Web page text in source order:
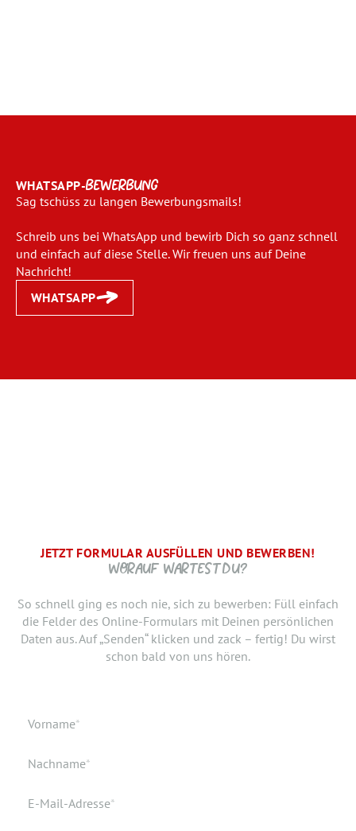
WHATSAPP-BEWERBUNG
Sag tschüss zu langen Bewerbungsmails!
Schreib uns bei WhatsApp und bewirb Dich so ganz schnell
und einfach auf diese Stelle. Wir freuen uns auf Deine
Nachricht!
WHATSAPP
JETZT FORMULAR AUSFÜLLEN UND BEWERBEN!
WORAUF WARTEST DU?
So schnell ging es noch nie, sich zu bewerben: Füll einfach
die Felder des Online-Formulars mit Deinen persönlichen
Daten aus. Auf „Senden“ klicken und zack – fertig! Du wirst
schon bald von uns hören.
Pflichtfeld
Vorname*
Pflichtfeld
Nachname*
Pflichtfeld
E-Mail-Adresse*
BRAUCHEN WIR NOCH ...
SCHRITT.
bist, den neuen Job anzutreten. Du möchtest Deiner
Bewerbung doch noch einen Lebenslauf oder ein anderes
Dokument hinzufügen? Hier kannst Du es hochladen.
Verfügbar ab
Dokumente
DANKE, WIR FREUEN UNS AUF DICH UND MELDEN UNS